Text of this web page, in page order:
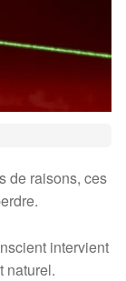
de raisons, ces
intervient
naturel.